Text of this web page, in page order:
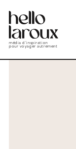
média d’inspiration
pour voyager autrement